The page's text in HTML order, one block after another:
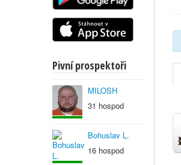
Pivní prospektoři
MILOSH
31 hospod
Bohuslav L.
16 hospod